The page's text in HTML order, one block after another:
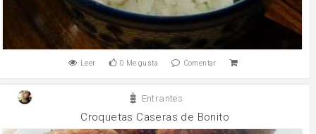
Leer 0 Me gusta Comentar
Entrantes
Croquetas Caseras de Bonito